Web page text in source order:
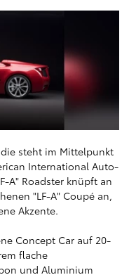
steht im Mittelpunkt
International Auto-
A" Roadster knüpft an
"LF-A" Coupé an,
Akzente.
Concept Car auf 20-
flache
und Aluminium